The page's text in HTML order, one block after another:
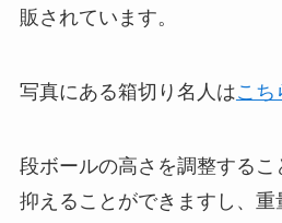
販されています。
写真にある箱切り名人はこち
段ボールの高さを調整するこ
抑えることができますし、